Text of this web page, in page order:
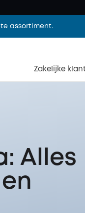
assortiment.
Zakelijke
Alles